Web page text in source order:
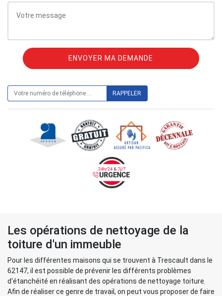
Les opérations de nettoyage de la
toiture d'un immeuble
Pour les différentes maisons qui se trouvent à Trescault dans le
62147, il est possible de prévenir les différents problèmes
d'étanchéité en réalisant des opérations de nettoyage toiture.
Afin de réaliser ce genre de travail, on peut vous proposer de faire